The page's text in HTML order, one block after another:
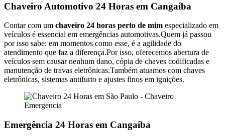
Chaveiro Automotivo 24 Horas em Cangaíba
Contar com um chaveiro 24 horas perto de mim especializado em
veículos é essencial em emergências automotivas.Quem já passou
por isso sabe: em momentos como esse, é a agilidade do
atendimento que faz a diferença.Por isso, oferecemos abertura de
veículos sem causar nenhum dano, cópia de chaves codificadas e
manutenção de travas eletrônicas.Também atuamos com chaves
eletrônicas, sistemas antifurto e ajustes finos em ignições.
Emergência 24 Horas em Cangaíba